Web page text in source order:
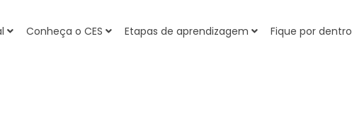
Conheça o CES Etapas de aprendizagem Fique por dentro